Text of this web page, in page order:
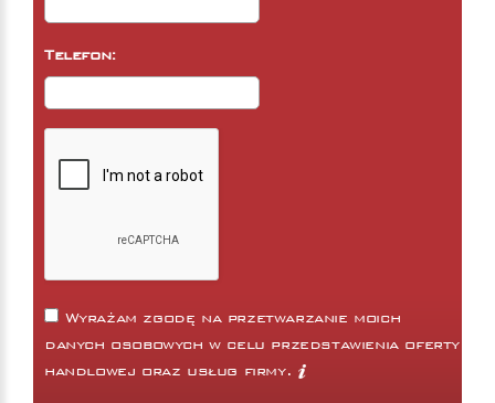
Telefon:
Wyrażam zgodę na przetwarzanie moich
danych osobowych w celu przedstawienia oferty
handlowej oraz usług firmy.